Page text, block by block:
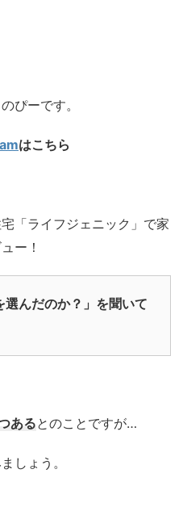
ぴーです。
はこちら
「ライフジェニック」で家
ー！
選んだのか？」を聞いて
あるとのことですが…
しょう。